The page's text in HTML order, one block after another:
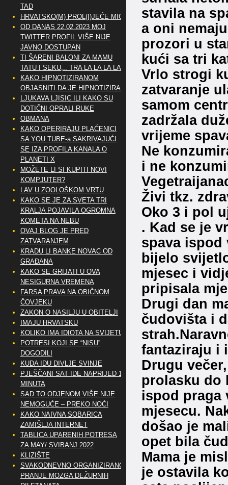
stavila na
a oni
prozori u
kući sa tri
Vrlo strogi
zatvaranje
samom
zadržala
vrijeme
Ne
i ne
Živi tkz.
Oko 3 i pol
. Kad se je
spava
bijelo
mjesec i
pripisala
Drugi dan
čudovišta i
fantaziraju i
Drugu
prolasku do
ispod praga
mjesecu.
došao je
opet bila
Mama je
je ostavila
TAD
HRVATSKO(M) PROL(I)JEĆE MIG
OD DANAS 22.02.2023 MOJ
TWITTER PROFIL VIŠE NIJE
JAVNO DOSTUPAN
TI ŠARENI BALONI ZA MAMU
TATU I SEKU,.. TRA LA LA LA LA
KAKO HIPNOTIZIRANOM
OBJASNITI DA JE HIPNOTIZIRAN
LJUKAVA LJISIC ILI KAKO SU
DOTIČNI OPRALI RUKE
OBMANA
KAKO OPERIRAJU PLAĆENICI
SA YOU TUBE-a SAKRIVAJUĆI
SE IZA PROFILA KANALA O
PLANETI X
MOŽETE LI SI KUPITI NOVI
KOMPJUTER?
LAV U ZOOLOŠKOM VRTU
KAKO SE JE ZA SVETA TRI
KRALJA POJAVILA OGROMNA
KOMETA NA NEBU
OVAJ BLOG JE PRED
ZATVARANJEM
KRADU LI BANKE NOVAC OD
GRAĐANA
KAKO SE GRIJATI U OVA
NESIGURNA VREMENA
FARSA PRAVA NA OBIČNOM
ČOVJEKU
ZAKON O NASILJU U OBITELJI
IMAJU HRVATSKU
KOLIKO IMA IDIOTA NA SVIJETU?
POTRESI KOJI SE “NISU”
DOGODILI
KUDA IDU DIVLJE SVINJE
PJEŠČANI SAT IDE NAPRIJED 10
MINUTA
SAD TO ODJENOM VIŠE NIJE
NEMOGUĆE – PREKO NOĆI
KAKO NAIVNA SOBARICA
ZAMIŠLJA INTERNET
TABLICA UPARENIH POTRESA
ZA MAY/ SVIBANJ 2022
KLIZIŠTE
SVAKODNEVNO ORGANIZIRANO
PRANJE MOZGA DEŽURNIH